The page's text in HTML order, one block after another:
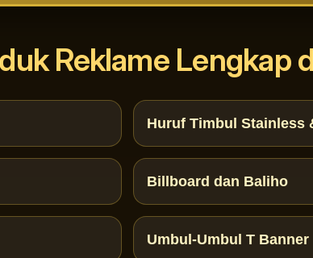
Reklame Lengkap
Huruf Timbul Stainless
Billboard dan Baliho
Umbul-Umbul T Banner